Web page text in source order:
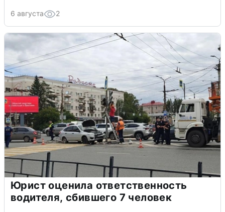
6 августа 2
Юрист оценила ответственность
водителя, сбившего 7 человек